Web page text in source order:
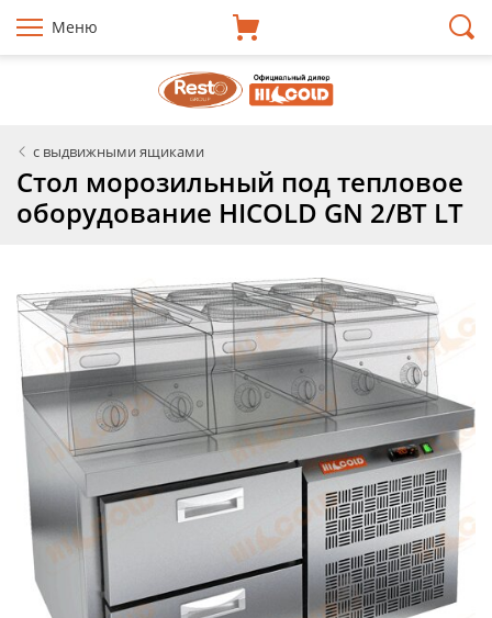
Меню
с выдвижными ящиками
Стол морозильный под тепловое
оборудование HICOLD GN 2/BT LT